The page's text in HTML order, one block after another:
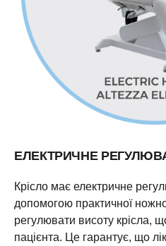
ЕЛЕКТРИЧНЕ
Крісло має електричне
допомогою практичної
регулювати висоту крісла,
пацієнта. Це гарантує, що